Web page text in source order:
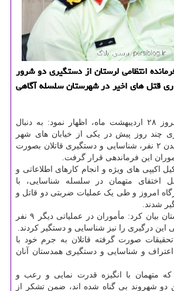
انتظامی لرستان از دستگیری دو شرور
قتل های اخیر در شهرستان سلسله آگاهی
سردار یحیی الهی امروز ۲۸ اردیبهشت ماه، اظهار نمود: به دنبال
چند روز پیش در یکی از خیابان های شهر
سلسله و به قتل رسیدن ۲ نفر، شناسایی و دستگیری قاتلان بصورت
این فرماندهی قرار گرفت.
اکیپی های ویژه و انجام کارهای اطلاعاتی و
اختفای متهمان در سلسله شناسایی، با
امروز و طی یک عملیات ضربتی دو قاتل و
شدند.
فرمانده انتظامی لرستان بیان کرد: مأموران در عملیاتی دیگر ۹ نفر
درگیری را نیز شناسایی و دستگیر کردند.
صورت گرفته قاتلان به جرم خود با
دیگر اعتراف و شناسایی و دستگیری همدستان آنان
متهمان با انگیزه قدرت نمایی و رعب و
شهروند بی گناه شده اند، ضمن تشکر از